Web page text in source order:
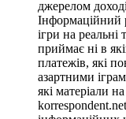
джерелом
Інформаційний
ігри на реальні
приймає ні в
платежів, які
азартними
які матеріали